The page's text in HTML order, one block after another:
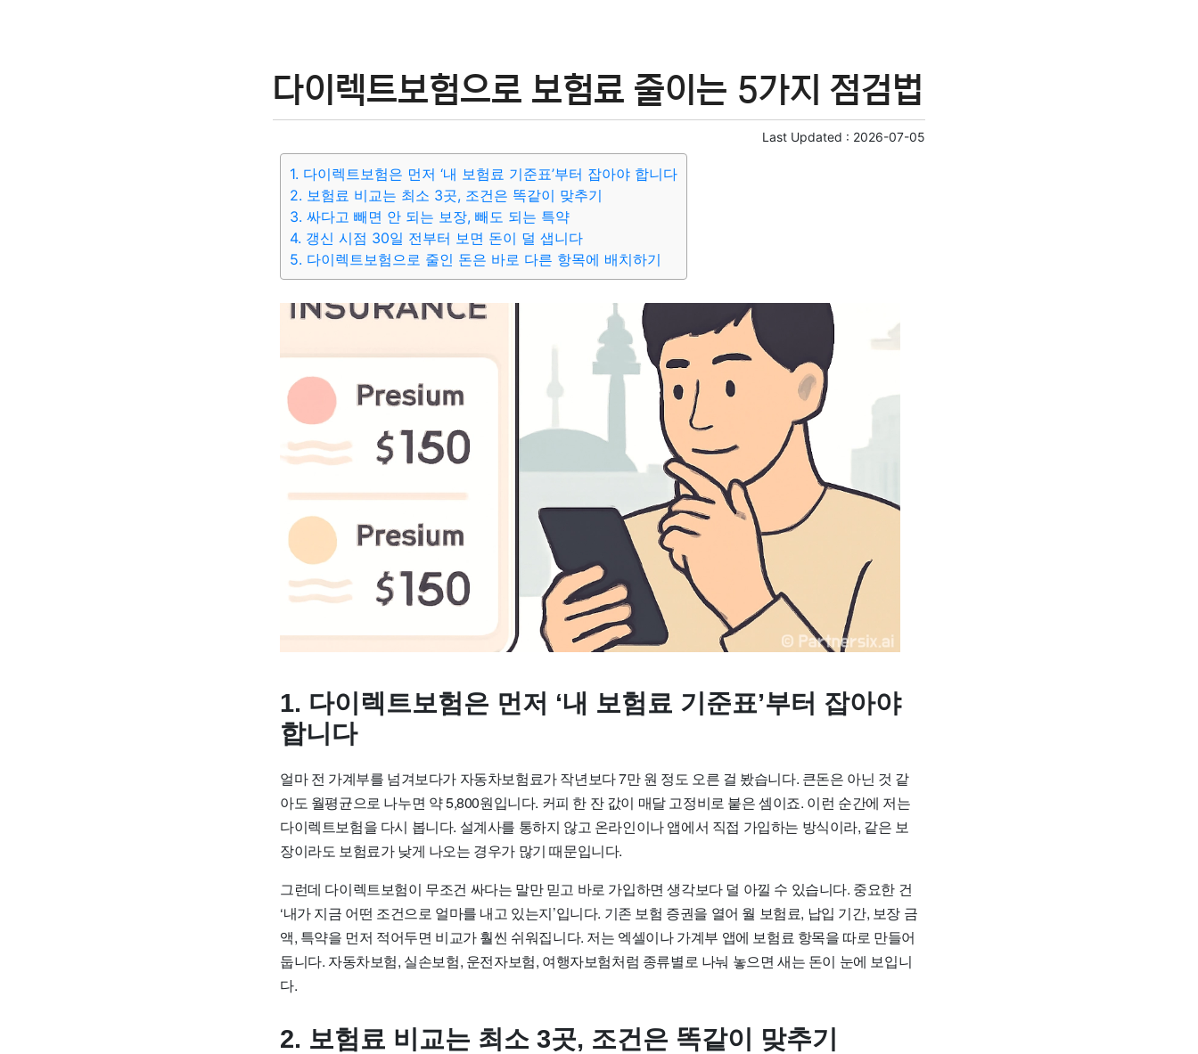
다이렉트보험으로 보험료 줄이는 5가지 점검법
Last Updated : 2026-07-05
1. 다이렉트보험은 먼저 ‘내 보험료 기준표’부터 잡아야 합니다
2. 보험료 비교는 최소 3곳, 조건은 똑같이 맞추기
3. 싸다고 빼면 안 되는 보장, 빼도 되는 특약
4. 갱신 시점 30일 전부터 보면 돈이 덜 샙니다
5. 다이렉트보험으로 줄인 돈은 바로 다른 항목에 배치하기
1. 다이렉트보험은 먼저 ‘내 보험료 기준표’부터 잡아야
합니다
얼마 전 가계부를 넘겨보다가 자동차보험료가 작년보다 7만 원 정도 오른 걸 봤습니다. 큰돈은 아닌 것 같
아도 월평균으로 나누면 약 5,800원입니다. 커피 한 잔 값이 매달 고정비로 붙은 셈이죠. 이런 순간에 저는
다이렉트보험을 다시 봅니다. 설계사를 통하지 않고 온라인이나 앱에서 직접 가입하는 방식이라, 같은 보
장이라도 보험료가 낮게 나오는 경우가 많기 때문입니다.
그런데 다이렉트보험이 무조건 싸다는 말만 믿고 바로 가입하면 생각보다 덜 아낄 수 있습니다. 중요한 건
‘내가 지금 어떤 조건으로 얼마를 내고 있는지’입니다. 기존 보험 증권을 열어 월 보험료, 납입 기간, 보장 금
액, 특약을 먼저 적어두면 비교가 훨씬 쉬워집니다. 저는 엑셀이나 가계부 앱에 보험료 항목을 따로 만들어
둡니다. 자동차보험, 실손보험, 운전자보험, 여행자보험처럼 종류별로 나눠 놓으면 새는 돈이 눈에 보입니
다.
2. 보험료 비교는 최소 3곳, 조건은 똑같이 맞추기